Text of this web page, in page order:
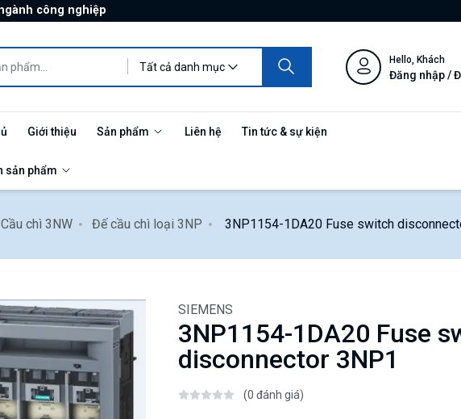
công nghiệp
Tất cả danh mục
Hello, Khách
Đăng nhập /
Giới thiệu Sản phẩm Liên hệ Tin tức & sự kiện
sản phẩm
Cầu chì 3NW Đế cầu chì loại 3NP 3NP1154-1DA20 Fuse switch
SIEMENS
3NP1154-1DA20 Fuse
disconnector 3NP1
(0 đánh giá)